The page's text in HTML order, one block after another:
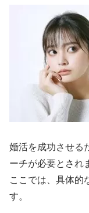
婚活を成功させる
ーチが必要とされ
ここでは、具体的
す。